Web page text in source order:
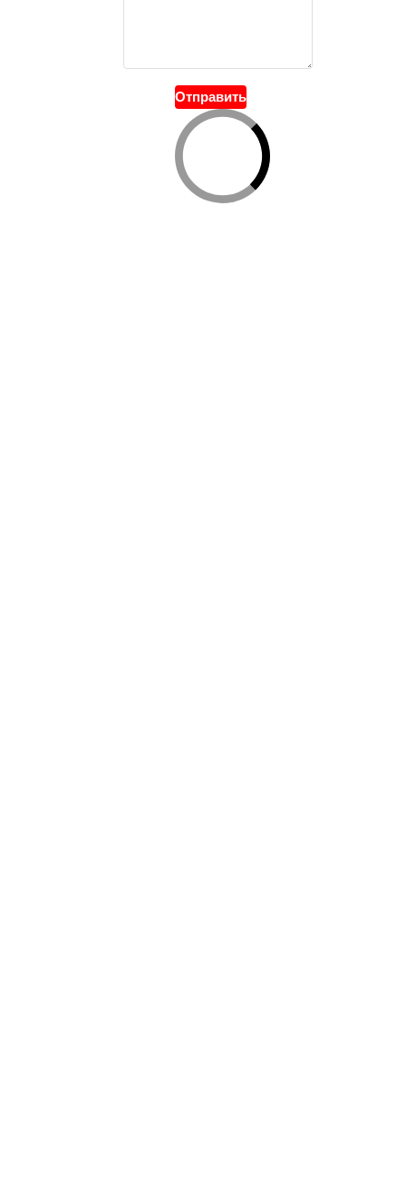
Отправить